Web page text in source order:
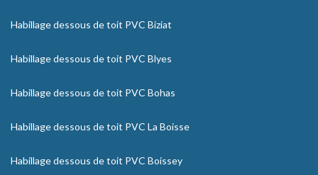
Habillage dessous de toit PVC Biziat
Habillage dessous de toit PVC Blyes
Habillage dessous de toit PVC Bohas
Habillage dessous de toit PVC La Boisse
Habillage dessous de toit PVC Boissey